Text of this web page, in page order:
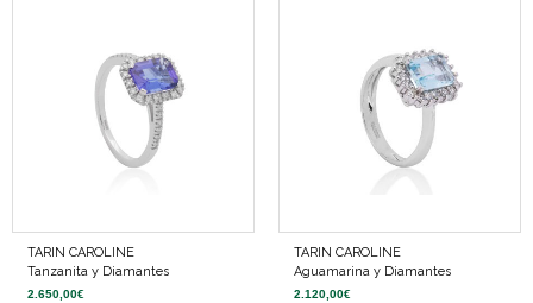
Tanzanita y Diamantes
2.650,00€
Aguamarina y Diamantes
2.120,00€